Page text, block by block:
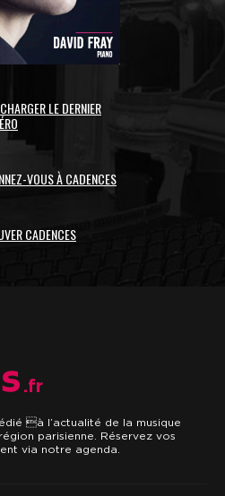
LE DERNIER
VOUS À CADENCES
CADENCES
.fr
à l’actualité de la musique
parisienne. Réservez vos
via notre agenda.